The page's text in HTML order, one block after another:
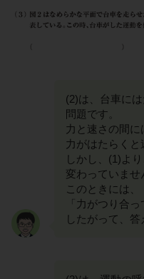
(2)は、台車に
問題です。
力と速さの間に
力がはたらくと
しかし、(1)よ
変わっていませ
このときには
「力がつり合
したがって、答